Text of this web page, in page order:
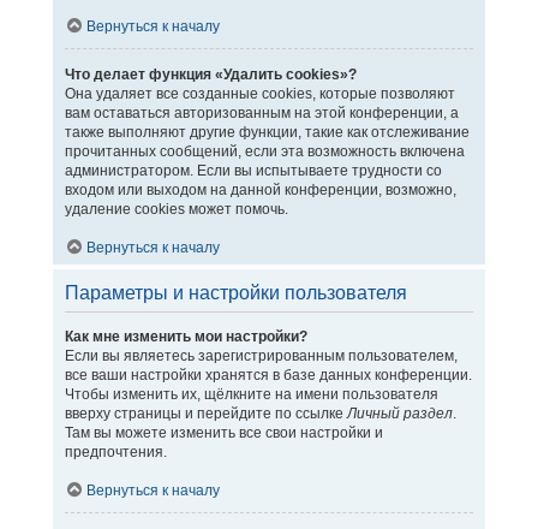
Вернуться к началу
Что делает функция «Удалить cookies»?
Она удаляет все созданные cookies, которые позволяют
вам оставаться авторизованным на этой конференции, а
также выполняют другие функции, такие как отслеживание
прочитанных сообщений, если эта возможность включена
администратором. Если вы испытываете трудности со
входом или выходом на данной конференции, возможно,
удаление cookies может помочь.
Вернуться к началу
Параметры и настройки пользователя
Как мне изменить мои настройки?
Если вы являетесь зарегистрированным пользователем,
все ваши настройки хранятся в базе данных конференции.
Чтобы изменить их, щёлкните на имени пользователя
вверху страницы и перейдите по ссылкеЛичный раздел.
Там вы можете изменить все свои настройки и
предпочтения.
Вернуться к началу